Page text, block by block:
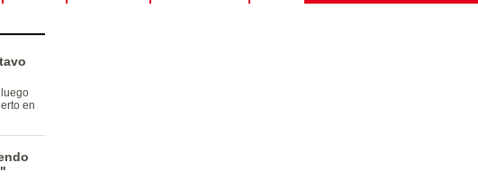
en